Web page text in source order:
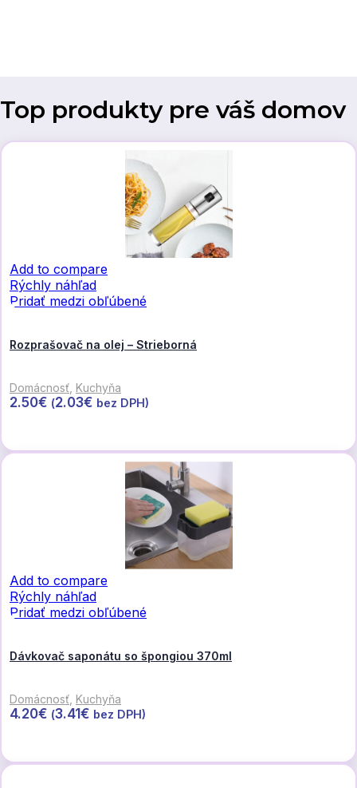
Top produkty pre váš domov
Add to compare
Rýchly náhľad
Pridať medzi obľúbené
Rozprašovač na olej – Strieborná
Domácnosť Kuchyňa
2.50€ (2.03€ bez DPH)
Add to compare
Rýchly náhľad
Pridať medzi obľúbené
Dávkovač saponátu so špongiou 370ml
Domácnosť Kuchyňa
4.20€ (3.41€ bez DPH)